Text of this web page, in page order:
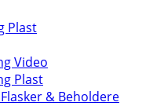
Plast
Video
Plast
& Beholdere